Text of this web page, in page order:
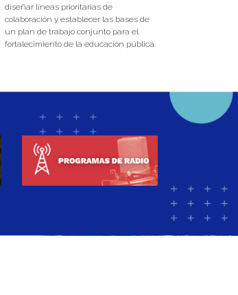
diseñar líneas prioritarias de
colaboración y establecer las bases de
un plan de trabajo conjunto para el
fortalecimiento de la educación pública.